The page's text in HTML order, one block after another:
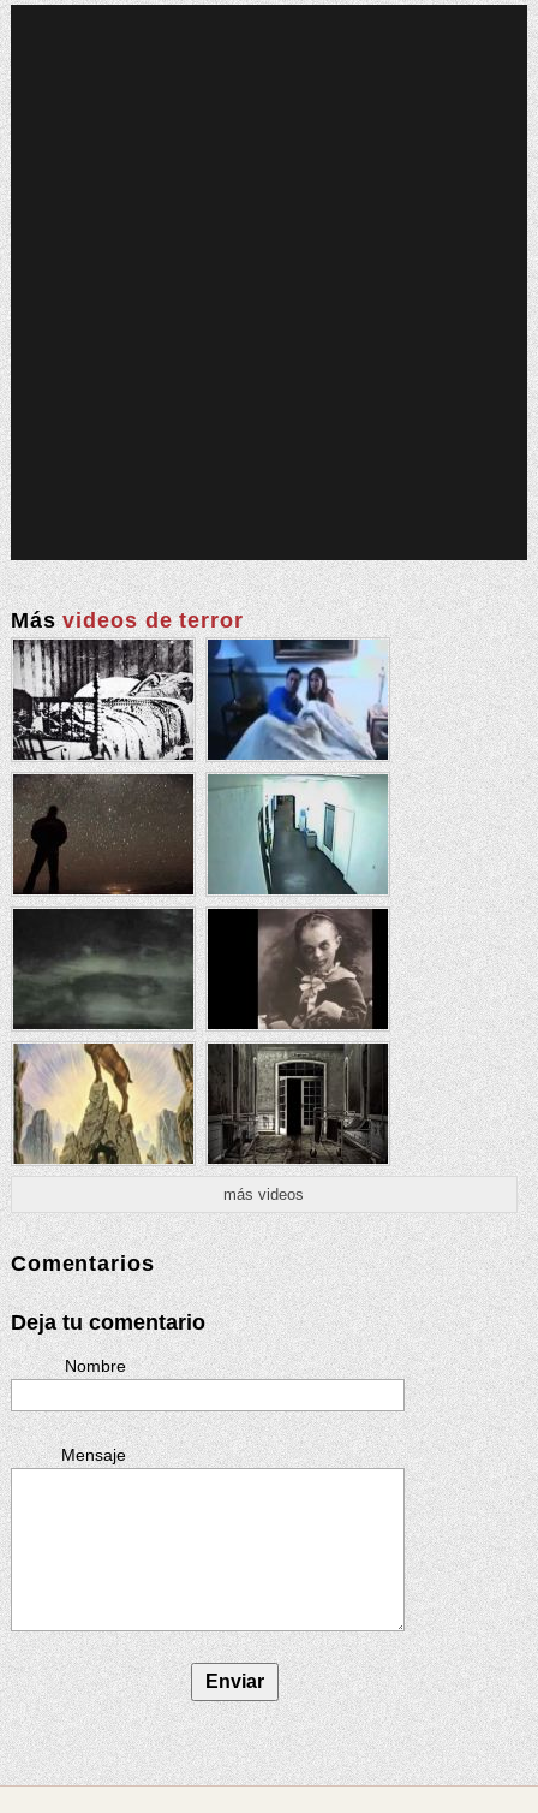
Másvideos de terror
más videos
Comentarios
Deja tu comentario
Nombre
Mensaje